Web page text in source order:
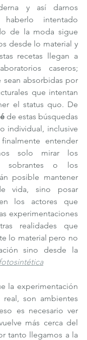
y así darnos
intentado
de la moda sigue
desde lo material y
recetas llegan a
caseros;
absorbidas por
que intentan
el status quo. De
de estas búsquedas
individual, inclusive
entender
solo mirar los
sobrantes o los
posible mantener
vida, sino posar
los actores que
experimentaciones
realidades que
lo material pero no
sino desde la
la experimentación
son ambientes
es necesario ver
más cerca del
tanto llegamos a la